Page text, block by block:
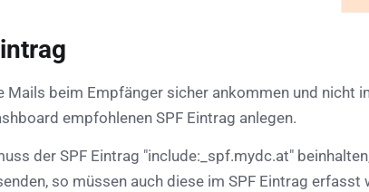
Mails beim Empfänger sicher ankommen und nicht
empfohlenen SPF Eintrag anlegen.
der SPF Eintrag "include:_spf.mydc.at"
so müssen auch diese im SPF Eintrag erfasst